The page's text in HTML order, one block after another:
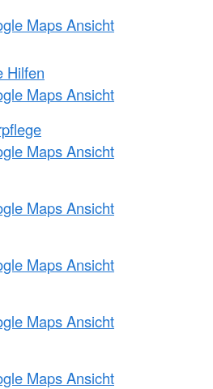
Maps Ansicht
Hilfen
Maps Ansicht
Maps Ansicht
Maps Ansicht
Maps Ansicht
Maps Ansicht
Maps Ansicht